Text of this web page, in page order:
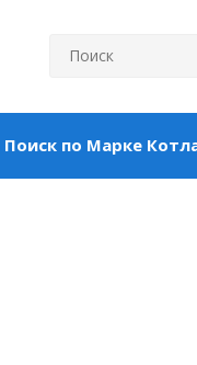
Поиск по Марке